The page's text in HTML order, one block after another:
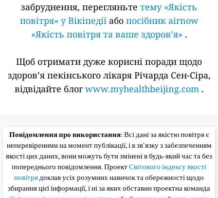
забруднення, перегляньте тему «Якість
повітря» у Вікіпедіїабо посібник airnow
«Якість повітря та ваше здоров’я» .
Щоб отримати дуже корисні поради щодо
здоров’я пекінського лікаря Річарда Сен-Сіра,
відвідайте блог www.myhealthbeijing.com.
Повідомлення про використання: Всі дані за якістю повітря є
неперевіреними на момент публікації, і в зв'язку з забезпеченням
якості цих даних, вони можуть бути змінені в будь-який час та без
попереднього повідомлення. ПроектСвітового індексу якості
повітрядоклав усіх розумних навичок та обережності щодо
збирання цієї інформації, і ні за яких обставин проектна команда